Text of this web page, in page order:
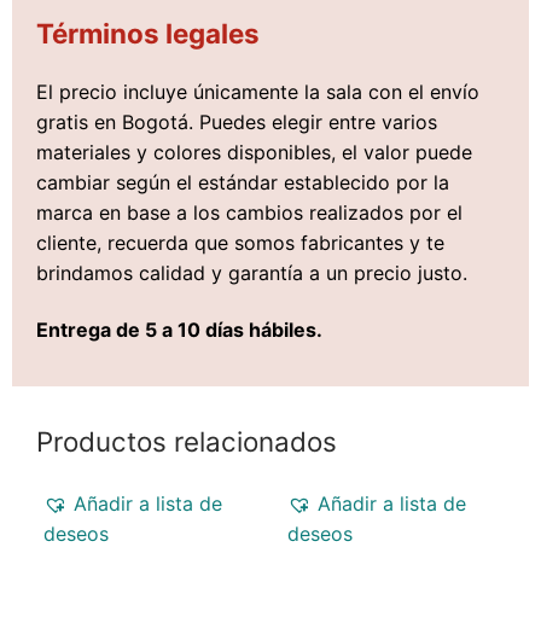
Términos legales
El precio incluye únicamente la sala con el envío
gratis en Bogotá. Puedes elegir entre varios
materiales y colores disponibles, el valor puede
cambiar según el estándar establecido por la
marca en base a los cambios realizados por el
cliente, recuerda que somos fabricantes y te
brindamos calidad y garantía a un precio justo.
Entrega de 5 a 10 días hábiles.
Productos relacionados
Añadir a lista de
deseos
Añadir a lista de
deseos